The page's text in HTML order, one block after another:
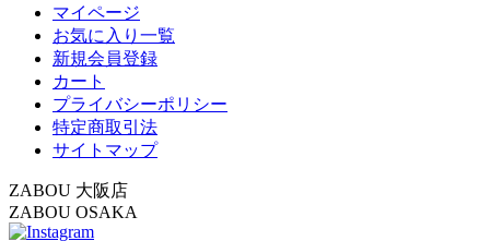
マイページ
お気に入り一覧
新規会員登録
カート
プライバシーポリシー
特定商取引法
サイトマップ
ZABOU 大阪店
ZABOU OSAKA